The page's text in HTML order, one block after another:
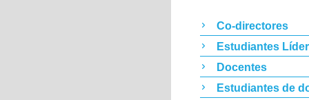
Co-directores
Estudiantes
Docentes
Estudiantes de